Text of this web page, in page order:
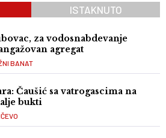
ISTAKNUTO
za vodosnabdevanje
agregat
BANAT
Čaušić sa vatrogascima na
bukti